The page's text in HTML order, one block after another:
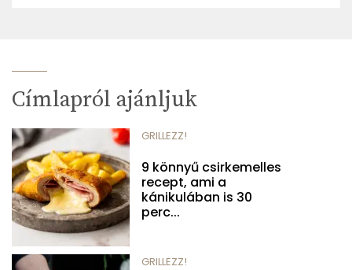
Címlapról ajánljuk
GRILLEZZ!
9 könnyű csirkemelles
recept, ami a
kánikulában is 30
perc...
GRILLEZZ!